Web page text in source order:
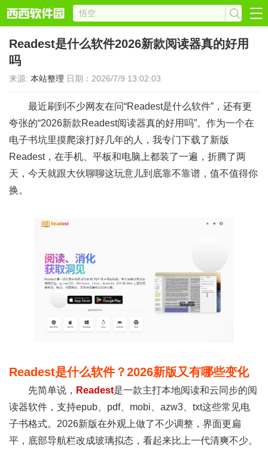
Readest是什么软件2026新款阅读器真的好用
吗
来源: 本站整理 日期：2026/7/9 13:02:03
最近刷到不少网友在问“Readest是什么软件”，还有更
夸张的“2026新款Readest阅读器真的好用吗”。作为一个在
电子书坑里摸爬滚打好几年的人，我专门下载了新版
Readest，在手机、平板和电脑上都装了一遍，折腾了两
天，今天就跟大伙聊聊这玩意儿到底靠不靠谱，值不值得你
换。
Readest是什么软件？2026新版又有哪些变化
先简单说， Readest是一款主打本地阅读和云同步的阅
读器软件，支持epub、pdf、mobi、azw3、txt这些常见电
子书格式。2026新版在外观上做了不少调整，界面更扁
平，底部导航栏改成玻璃拟态，看起来比上一代清爽不少。